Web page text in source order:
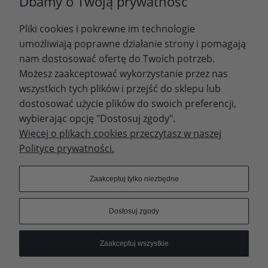
Zapisz się
WYDAWNICTWO PROMIC
PRODUKTY
Prawa autorskie © 2023 - Wydawnictwo PROMIC
© Wydawnictwo PROMIC
Pliki cookies i pokrewne im technologie
umożliwiają poprawne działanie strony i pomagają
nam dostosować ofertę do Twoich potrzeb.
Możesz zaakceptować wykorzystanie przez nas
wszystkich tych plików i przejść do sklepu lub
dostosować użycie plików do swoich preferencji,
wybierając opcję "Dostosuj zgody".
Więcej o plikach cookies przeczytasz w naszej
Polityce prywatności.
Zaakceptuj tylko niezbędne
Dostosuj zgody
Zaakceptuj wszystkie